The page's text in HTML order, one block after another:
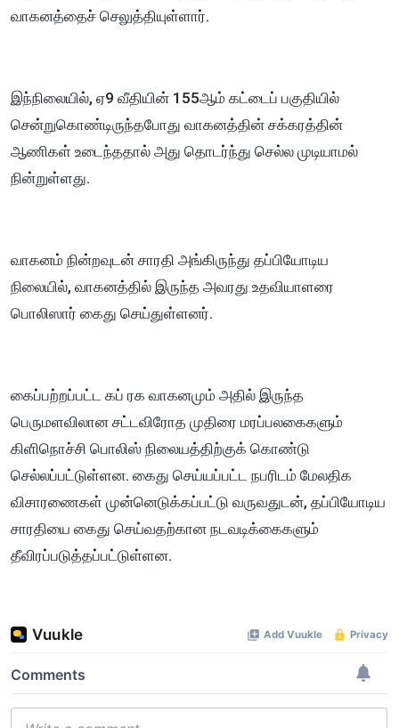
வாகனத்தைச் செலுத்தியுள்ளார்.
இந்நிலையில், ஏ9 வீதியின் 155ஆம் கட்டைப் பகுதியில்
சென்றுகொண்டிருந்தபோது வாகனத்தின் சக்கரத்தின்
ஆணிகள் உடைந்ததால் அது தொடர்ந்து செல்ல முடியாமல்
நின்றுள்ளது.
வாகனம் நின்றவுடன் சாரதி அங்கிருந்து தப்பியோடிய
நிலையில், வாகனத்தில் இருந்த அவரது உதவியாளரை
பொலிஸார் கைது செய்துள்ளனர்.
கைப்பற்றப்பட்ட கப் ரக வாகனமும் அதில் இருந்த
பெருமளவிலான சட்டவிரோத முதிரை மரப்பலகைகளும்
கிளிநொச்சி பொலிஸ் நிலையத்திற்குக் கொண்டு
செல்லப்பட்டுள்ளன. கைது செய்யப்பட்ட நபரிடம் மேலதிக
விசாரணைகள் முன்னெடுக்கப்பட்டு வருவதுடன், தப்பியோடிய
சாரதியை கைது செய்வதற்கான நடவடிக்கைகளும்
தீவிரப்படுத்தப்பட்டுள்ளன.